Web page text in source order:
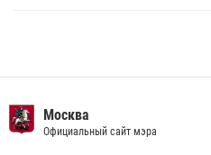
Безопасность футбольного матча в
содействии Росгвардии (видео)
Москва
Официальный сайт мэра